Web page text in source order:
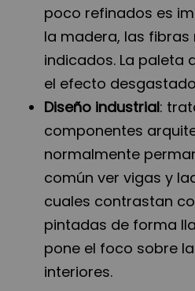
poco refinados es
la madera, las fibras
indicados. La paleta
el efecto
Diseño industrial:
componentes
normalmente
común ver vigas y
cuales contrastan
pintadas de forma
pone el foco sobre
interiores.